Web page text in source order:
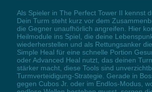
Als Spieler in The Perfect Tower II kennst
Dein Turm steht kurz vor dem
die Gegner unaufhörlich angreifen. Hier
Heilmodule ins Spiel, die deine
wiederherstellen und als Rettungsanker
Simple Heal für eine schnelle Portion
oder Advanced Heal nutzt, das deinen
stärker macht, diese Tools sind
Turmverteidigung-Strategie. Gerade in
gegen Cubos Jr. oder im Endlos-Modus,